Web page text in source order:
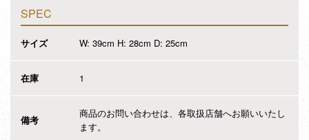
SPEC
サイズ W: 39cm H: 28cm D: 25cm
在庫 1
備考
商品のお問い合わせは、各取扱店舗へお願いいたし
ます。